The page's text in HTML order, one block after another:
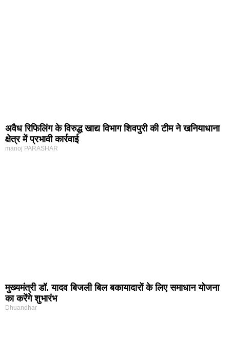
अवैध रिफिलिंग के विरुद्ध खाद्य विभाग शिवपुरी की टीम ने खनियाधाना
क्षेत्र में प्रभावी कार्रवाई
manoj PARASHAR
मुख्यमंत्री डॉ. यादव बिजली बिल बकायादारों के लिए समाधान योजना
का करेंगे शुभारंभ
Dhuandhar